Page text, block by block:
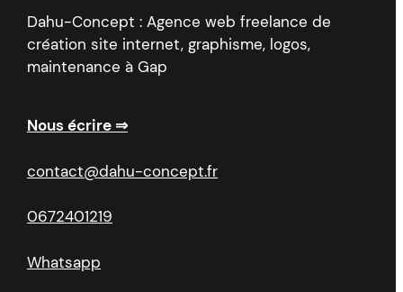
Dahu-Concept : Agence web freelance de
création site internet, graphisme, logos,
maintenance à Gap
Nous écrire ⇒
contact@dahu-concept.fr
0672401219
Whatsapp